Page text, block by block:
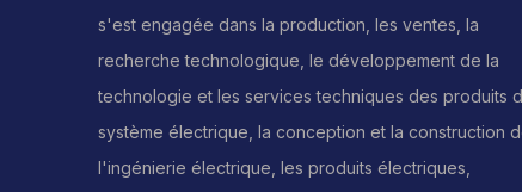
s'est engagée dans la production, les ventes, la
recherche technologique, le développement de la
technologie et les services techniques des produits
système électrique, la conception et la construction
l'ingénierie électrique, les produits électriques,